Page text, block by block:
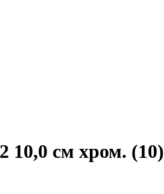
10,0 см хром. (10)